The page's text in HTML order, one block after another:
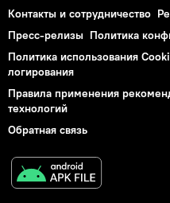
Контакты и сотрудничество
Пресс-релизы Политика
Политика использования
логирования
Правила применения
технологий
Обратная связь